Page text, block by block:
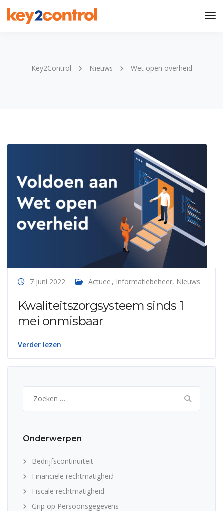
Key2Control Nieuws Wet open overheid
7 juni 2022 Actueel, Informatiebeheer, Nieuws
Kwaliteitszorgsysteem sinds 1
mei onmisbaar
Verder lezen
naar:
Onderwerpen
Bedrijfscontinuïteit
Financiële rechtmatigheid
Fiscale rechtmatigheid
Grip op Persoonsgegevens